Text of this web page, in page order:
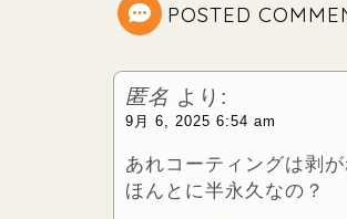
POSTED
匿名 より:
9月 6, 2025 6:54 am
あれコーティングは剥
ほんとに半永久なの？